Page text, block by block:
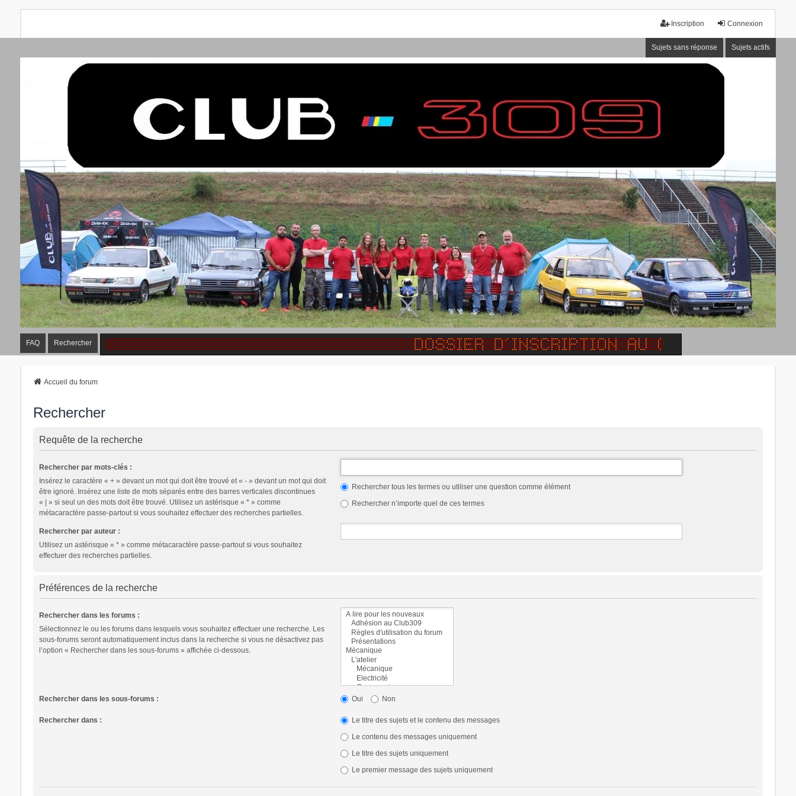
Connexion
Inscription
Sujets sans réponse Sujets actifs
FAQ Rechercher
Accueil du forum
Rechercher
Requête de la recherche
Rechercher par mots-clés :
Insérez le caractère « + » devant un mot qui doit être trouvé et « - » devant un mot qui doit
être ignoré. Insérez une liste de mots séparés entre des barres verticales discontinues
« | » si seul un des mots doit être trouvé. Utilisez un astérisque « * » comme
métacaractère passe-partout si vous souhaitez effectuer des recherches partielles.
Rechercher tous les termes ou utiliser une question comme élément
Rechercher n’importe quel de ces termes
Rechercher par auteur :
Utilisez un astérisque « * » comme métacaractère passe-partout si vous souhaitez
effectuer des recherches partielles.
Préférences de la recherche
Rechercher dans les forums :
Sélectionnez le ou les forums dans lesquels vous souhaitez effectuer une recherche. Les
sous-forums seront automatiquement inclus dans la recherche si vous ne désactivez pas
l’option « Rechercher dans les sous-forums » affichée ci-dessous.
Rechercher dans les sous-forums : Oui Non
Rechercher dans :
Le titre des sujets et le contenu des messages
Le contenu des messages uniquement
Le titre des sujets uniquement
Le premier message des sujets uniquement